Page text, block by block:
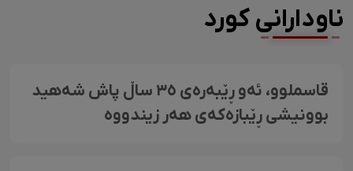
ناودارانی کورد
قاسملوو، ئەو ڕێبەرەی ٣٥ ساڵ پاش شەهید
بوونیشی ڕێبازەکەی هەر زیندووە